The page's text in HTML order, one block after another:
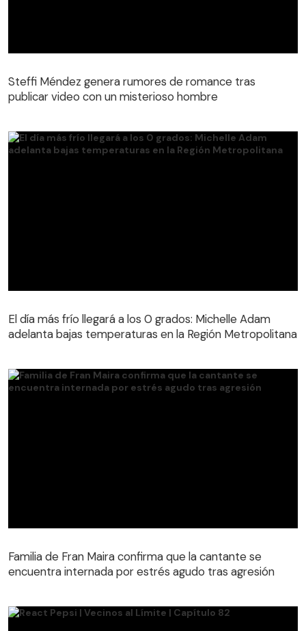
publicar video con un misterioso hombre
Steffi Méndez genera rumores de romance tras
publicar video con un misterioso hombre
adelanta bajas temperaturas en la Región Metropolitana
El día más frío llegará a los 0 grados: Michelle Adam
adelanta bajas temperaturas en la Región Metropolitana
Familia de Fran Maira confirma que la cantante se
encuentra internada por estrés agudo tras agresión